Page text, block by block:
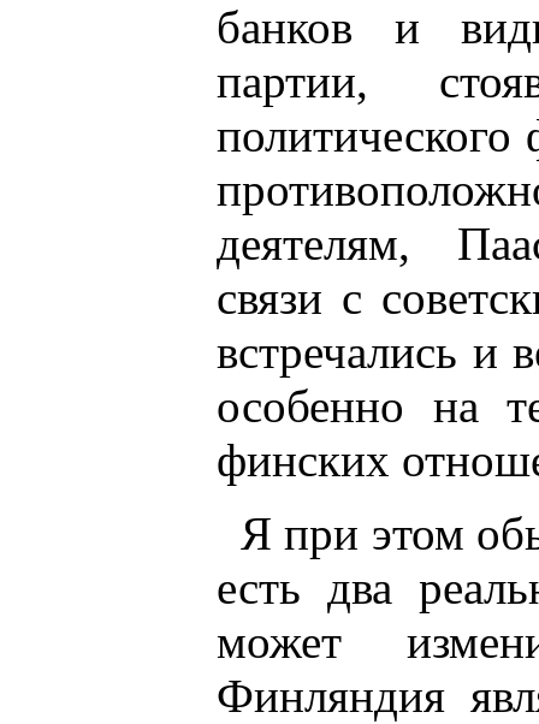
банков и
партии,
деятелям,
связи с
встречались и
особенно на
финских
Я при этом
есть два
может
Финляндия